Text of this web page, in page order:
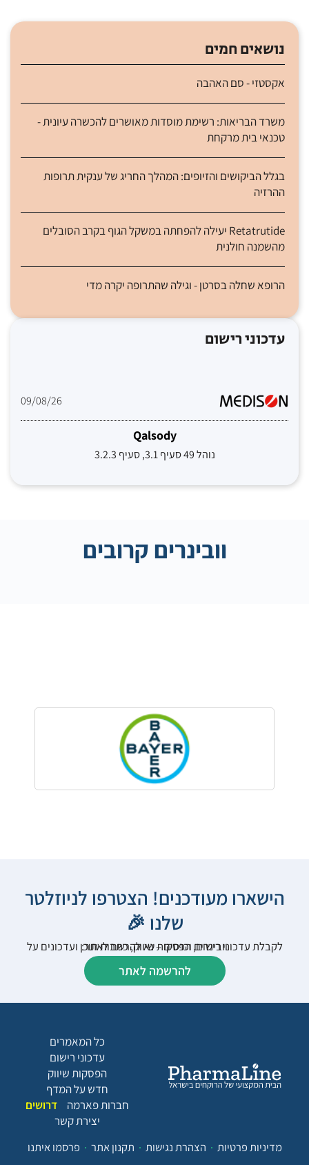
נושאים חמים
אקסטזי - סם האהבה
משרד הבריאות: רשימת מוסדות מאושרים להכשרה עיונית -
טכנאי בית מרקחת
בגלל הביקושים והזיופים: המהלך החריג של ענקית תרופות
ההרזיה
Retatrutide יעילה להפחתה במשקל הגוף בקרב הסובלים
מהשמנה חולנית
הרופא שחלה בסרטן - וגילה שהתרופה יקרה מדי
עדכוני רישום
09/08/26
Qalsody
נוהל 49 סעיף 3.1, סעיף 3.2.3
וובינרים קרובים
הישארו מעודכנים! הצטרפו לניוזלטר
שלנו 🎉
לקבלת עדכוני רישום, הפסקות שיווק, כתבות תוכן ועדכונים על וובינרים וכנסים – נא להרשם לאתר:
להרשמה לאתר
כל המאמרים
עדכוני רישום
הפסקות שיווק
חדש על המדף
חברות פארמה
דרושים
יצירת קשר
מדיניות פרטיות
הצהרת נגישות תקנון אתר פרסמו איתנו